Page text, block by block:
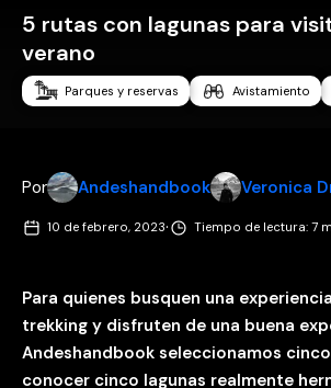
5 rutas con lagunas para
verano
Parques y reservas Avistamiento
Por Andeshandbook Veronica
10 de febrero, 2023· Tiempo de lectura: 7
Para quienes busquen una
trekking y disfruten de una buena
Andeshandbook seleccionamos
conocer cinco lagunas realmente